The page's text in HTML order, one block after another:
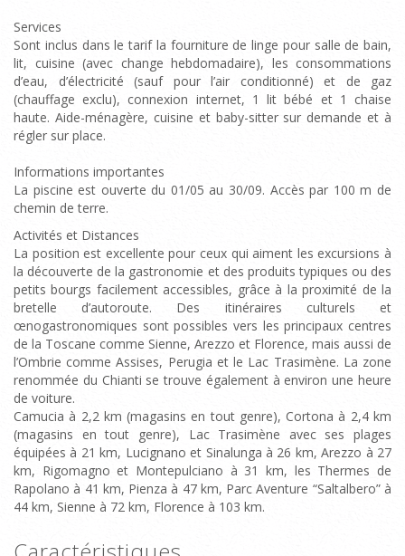
Services
Sont inclus dans le tarif la fourniture de linge pour salle de bain,
lit, cuisine (avec change hebdomadaire), les consommations
d’eau, d’électricité (sauf pour l’air conditionné) et de gaz
(chauffage exclu), connexion internet, 1 lit bébé et 1 chaise
haute. Aide-ménagère, cuisine et baby-sitter sur demande et à
régler sur place.
Informations importantes
La piscine est ouverte du 01/05 au 30/09. Accès par 100 m de
chemin de terre.
Activités et Distances
La position est excellente pour ceux qui aiment les excursions à
la découverte de la gastronomie et des produits typiques ou des
petits bourgs facilement accessibles, grâce à la proximité de la
bretelle d’autoroute. Des itinéraires culturels et
œnogastronomiques sont possibles vers les principaux centres
de la Toscane comme Sienne, Arezzo et Florence, mais aussi de
l’Ombrie comme Assises, Perugia et le Lac Trasimène. La zone
renommée du Chianti se trouve également à environ une heure
de voiture.
Camucia à 2,2 km (magasins en tout genre), Cortona à 2,4 km
(magasins en tout genre), Lac Trasimène avec ses plages
équipées à 21 km, Lucignano et Sinalunga à 26 km, Arezzo à 27
km, Rigomagno et Montepulciano à 31 km, les Thermes de
Rapolano à 41 km, Pienza à 47 km, Parc Aventure “Saltalbero” à
44 km, Sienne à 72 km, Florence à 103 km.